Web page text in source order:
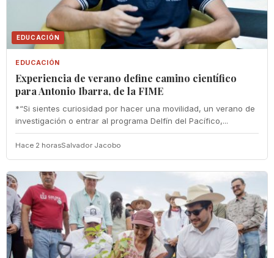
EDUCACIÓN
EDUCACIÓN
Experiencia de verano define camino científico
para Antonio Ibarra, de la FIME
*“Si sientes curiosidad por hacer una movilidad, un verano de
investigación o entrar al programa Delfín del Pacífico,...
Hace 2 horasSalvador Jacobo